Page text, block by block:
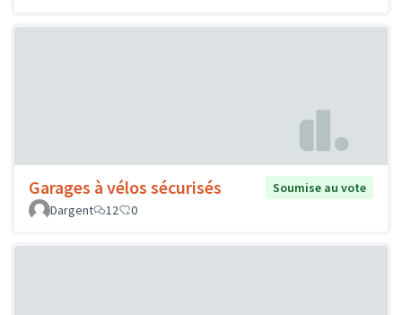
Garages à vélos sécurisés
Soumise au vote
Dargent
12 0